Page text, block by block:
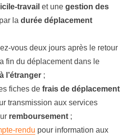
travail et une gestion des
la durée déplacement
vous deux jours après le retour
fin du déplacement dans le
l’étranger ;
fiches de frais de déplacement
transmission aux services
remboursement ;
rendu pour information aux